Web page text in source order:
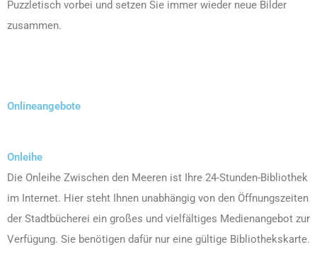
Puzzletisch vorbei und setzen Sie immer wieder neue Bilder
zusammen.
Onlineangebote
Onleihe
Die Onleihe Zwischen den Meeren ist Ihre 24-Stunden-Bibliothek
im Internet. Hier steht Ihnen unabhängig von den Öffnungszeiten
der Stadtbücherei ein großes und vielfältiges Medienangebot zur
Verfügung. Sie benötigen dafür nur eine gültige Bibliothekskarte.